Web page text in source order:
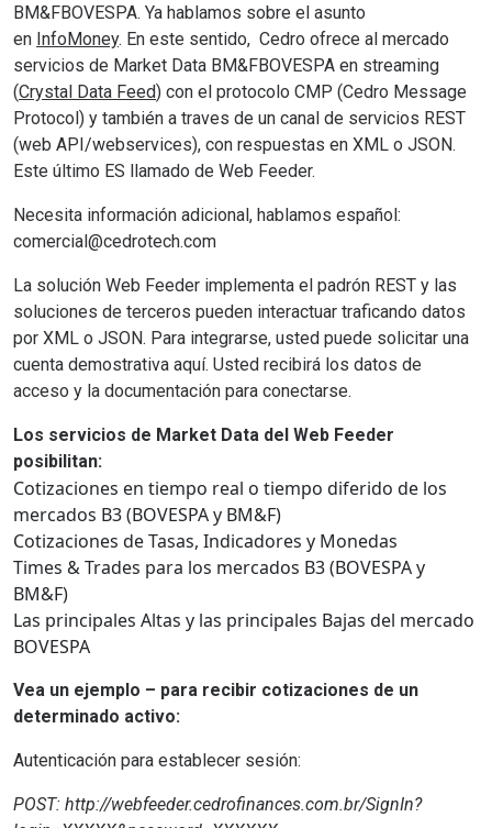
BM&FBOVESPA. Ya hablamos sobre el asunto
en InfoMoney. En este sentido, Cedro ofrece al mercado
servicios de Market Data BM&FBOVESPA en streaming
(Crystal Data Feed) con el protocolo CMP (Cedro Message
Protocol) y también a traves de un canal de servicios REST
(web API/webservices), con respuestas en XML o JSON.
Este último ES llamado de Web Feeder.
Necesita información adicional, hablamos español:
comercial@cedrotech.com
La solución Web Feeder implementa el padrón REST y las
soluciones de terceros pueden interactuar traficando datos
por XML o JSON. Para integrarse, usted puede solicitar una
cuenta demostrativa aquí. Usted recibirá los datos de
acceso y la documentación para conectarse.
Los servicios de Market Data del Web Feeder
posibilitan:
Cotizaciones en tiempo real o tiempo diferido de los
mercados B3 (BOVESPA y BM&F)
Cotizaciones de Tasas, Indicadores y Monedas
Times & Trades para los mercados B3 (BOVESPA y
BM&F)
Las principales Altas y las principales Bajas del mercado
BOVESPA
Vea un ejemplo – para recibir cotizaciones de un
determinado activo:
Autenticación para establecer sesión:
POST: http://webfeeder.cedrofinances.com.br/SignIn?